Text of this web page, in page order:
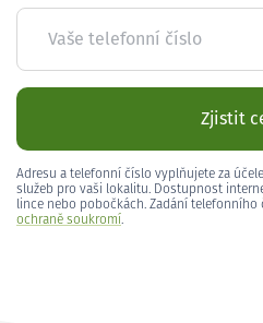
Vaše telefonní číslo
Zjistit
Adresu a telefonní číslo vyplňujete za
služeb pro vaši lokalitu. Dostupnost
lince nebo pobočkách. Zadání telefonního
ochraně soukromí.